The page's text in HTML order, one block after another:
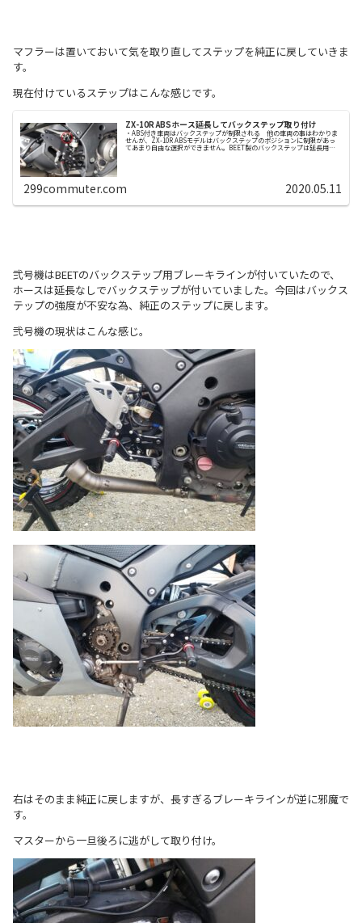
マフラーは置いておいて気を取り直してステップを純正に戻していきま
す。
現在付けているステップはこんな感じです。
ZX-10R ABSホース延長してバックステップ取り付け
・ABS付き車両はバックステップが制限される 他の車両の事はわかりま
せんが、ZX-10R ABSモデルはバックステップのポジションに制限があっ
てあまり自由な選択ができません。BEET製のバックステップは延長用の
299commuter.com 2020.05.11
弐号機はBEETのバックステップ用ブレーキラインが付いていたので、
ホースは延長なしでバックステップが付いていました。今回はバックス
テップの強度が不安な為、純正のステップに戻します。
弐号機の現状はこんな感じ。
右はそのまま純正に戻しますが、長すぎるブレーキラインが逆に邪魔で
す。
マスターから一旦後ろに逃がして取り付け。